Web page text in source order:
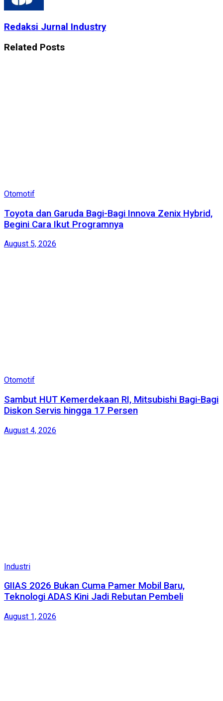
Redaksi Jurnal Industry
Related Posts
Otomotif
Toyota dan Garuda Bagi-Bagi Innova Zenix Hybrid,
Begini Cara Ikut Programnya
August 5, 2026
Otomotif
Sambut HUT Kemerdekaan RI, Mitsubishi Bagi-Bagi
Diskon Servis hingga 17 Persen
August 4, 2026
Industri
GIIAS 2026 Bukan Cuma Pamer Mobil Baru,
Teknologi ADAS Kini Jadi Rebutan Pembeli
August 1, 2026